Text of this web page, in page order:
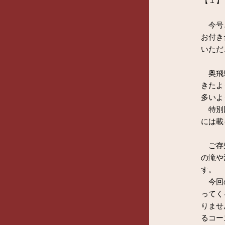
今号
お付
いた
奥飛
きた
多い
特別
には
ご存
の滝
す。
今回
って
りま
るコ